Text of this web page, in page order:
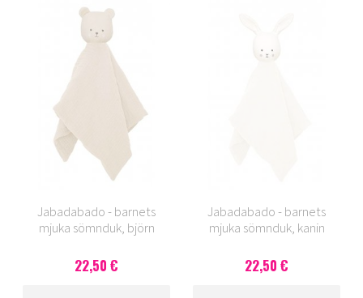
Jabadabado - barnets
mjuka sömnduk, björn
22,50 €
Jabadabado - barnets
mjuka sömnduk, kanin
22,50 €